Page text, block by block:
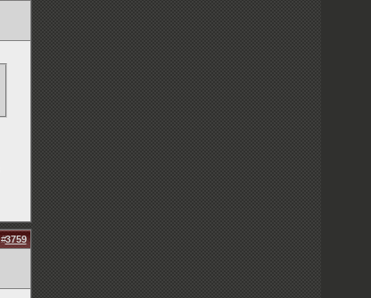
#3759